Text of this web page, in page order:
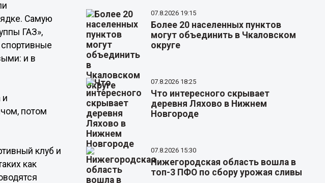
Самую
ГАЗ»,
и в
и
потом
клуб и
как
07.8.2026 19:15
Более 20 населенных пунктов
могут объединить в Чкаловском
округе
07.8.2026 18:25
Что интересного скрывает
деревня Ляхово в Нижнем
Новгороде
07.8.2026 15:30
Нижегородская область вошла в
топ-3 ПФО по сбору урожая сливы